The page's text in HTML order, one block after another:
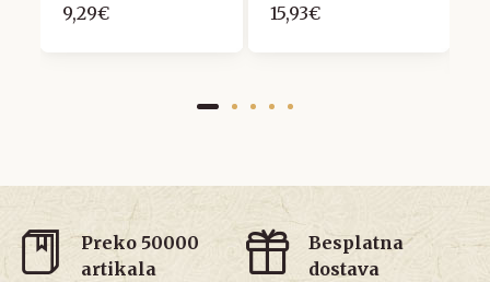
9,29€ 15,93€
Preko 50000
artikala
Besplatna
dostava